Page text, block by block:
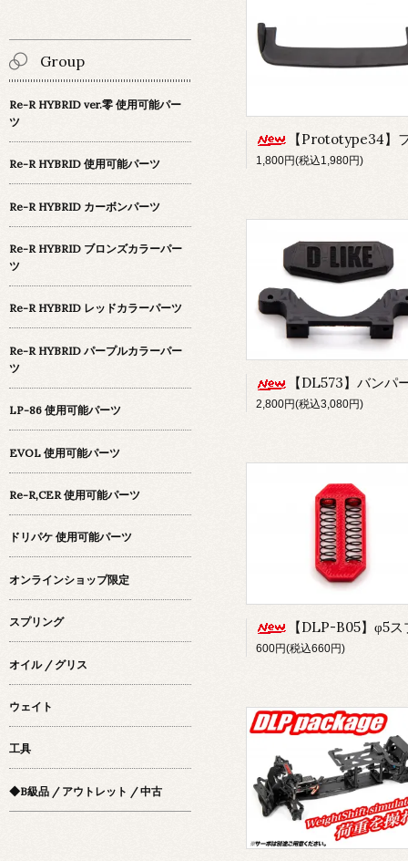
【Prototype34】フロントディフュー
1,800円(税込1,980円)
【DL573】バンパー&フロントボディマウントセット(for Re-R
2,800円(税込3,080円)
【DLP-B05】φ5スプリング(スチール10巻)(ハードLv.3)(for
600円(税込660円)
Group
Re-R HYBRID ver.零 使用可能パー
ツ
Re-R HYBRID 使用可能パーツ
Re-R HYBRID カーボンパーツ
Re-R HYBRID ブロンズカラーパー
ツ
Re-R HYBRID レッドカラーパーツ
Re-R HYBRID パープルカラーパー
ツ
LP-86 使用可能パーツ
EVOL 使用可能パーツ
Re-R,CER 使用可能パーツ
ドリパケ 使用可能パーツ
オンラインショップ限定
スプリング
オイル / グリス
ウェイト
工具
◆B級品 / アウトレット / 中古